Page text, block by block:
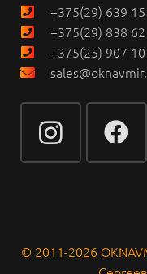
+375(29) 639
+375(29) 838
+375(25) 907
© 2011-2026